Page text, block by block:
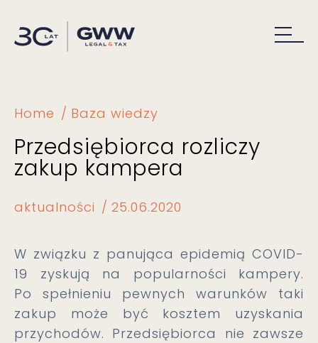
Home Baza wiedzy
Przedsiębiorca rozliczy
zakup kampera
aktualności 25.06.2020
W związku z panująca epidemią COVID-
19 zyskują na popularności kampery.
Po spełnieniu pewnych warunków taki
zakup może być kosztem uzyskania
przychodów. Przedsiębiorca nie zawsze